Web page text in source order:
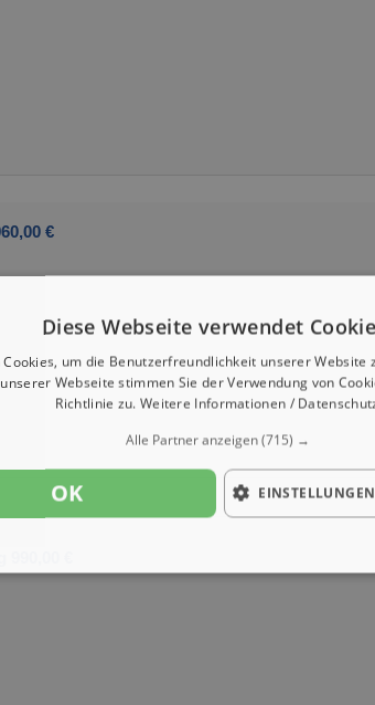
€
€
Diese Webseite verwendet
um die Benutzerfreundlichkeit unserer Website
Webseite stimmen Sie der Verwendung von
Richtlinie zu. Weitere Informationen /
Alle Partner anzeigen(715) →
OK